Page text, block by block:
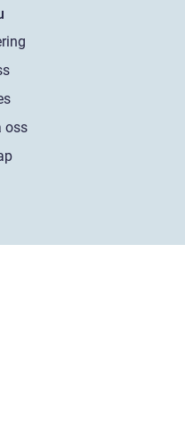
oss